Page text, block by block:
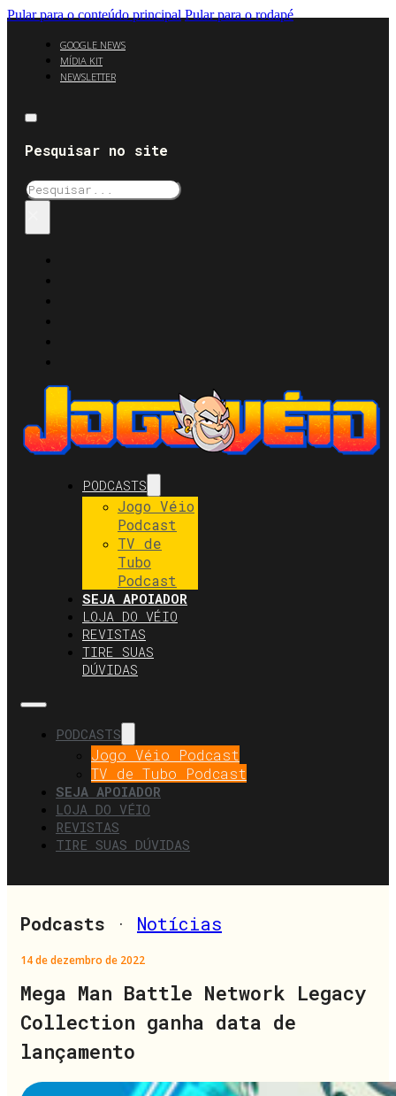
Pular para o conteúdo principal Pular para o rodapé
GOOGLE NEWS
MÍDIA KIT
NEWSLETTER
Pesquisar no site
Pesquisar
PODCASTS
Jogo Véio
Podcast
TV de
Tubo
Podcast
SEJA APOIADOR
LOJA DO VÉIO
REVISTAS
TIRE SUAS
DÚVIDAS
PODCASTS
Jogo Véio Podcast
TV de Tubo Podcast
SEJA APOIADOR
LOJA DO VÉIO
REVISTAS
TIRE SUAS DÚVIDAS
Podcasts · Notícias
14 de dezembro de 2022
Mega Man Battle Network Legacy
Collection ganha data de
lançamento